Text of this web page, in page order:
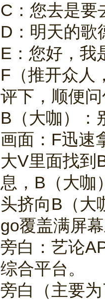
C：您去是要
D：明天的歌
E：您好，我
F（推开众人
评下，顺便
B（大咖）：
画面：F迅速
大V里面找到
息，B（大咖
头挤向B（大
go覆盖满屏
旁白：艺论
综合平台。
旁白（主要